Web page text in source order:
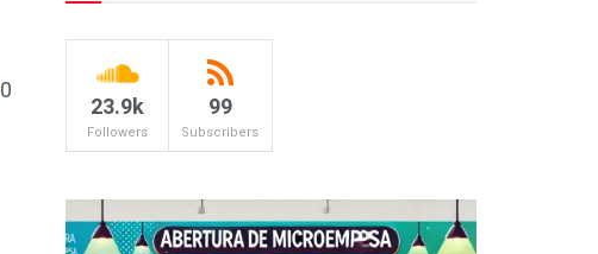
0
23.9k
Followers
99
Subscribers